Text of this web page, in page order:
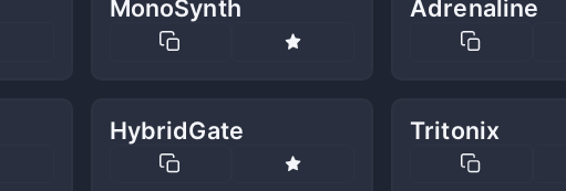
MonoSynth Adrenaline
HybridGate Tritonix